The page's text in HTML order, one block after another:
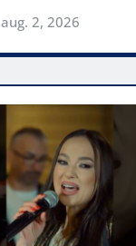
aug. 2, 2026